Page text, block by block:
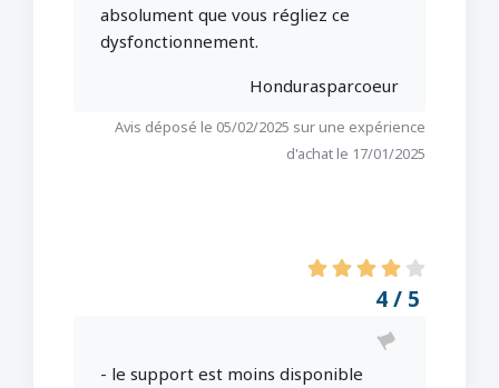
absolument que vous régliez ce
dysfonctionnement.
Hondurasparcoeur
Avis déposé le 05/02/2025 sur une expérience
d'achat le 17/01/2025
4 / 5
- le support est moins disponible